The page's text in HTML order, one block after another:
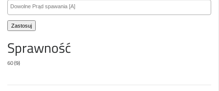
Zastosuj
Sprawność
60(9)